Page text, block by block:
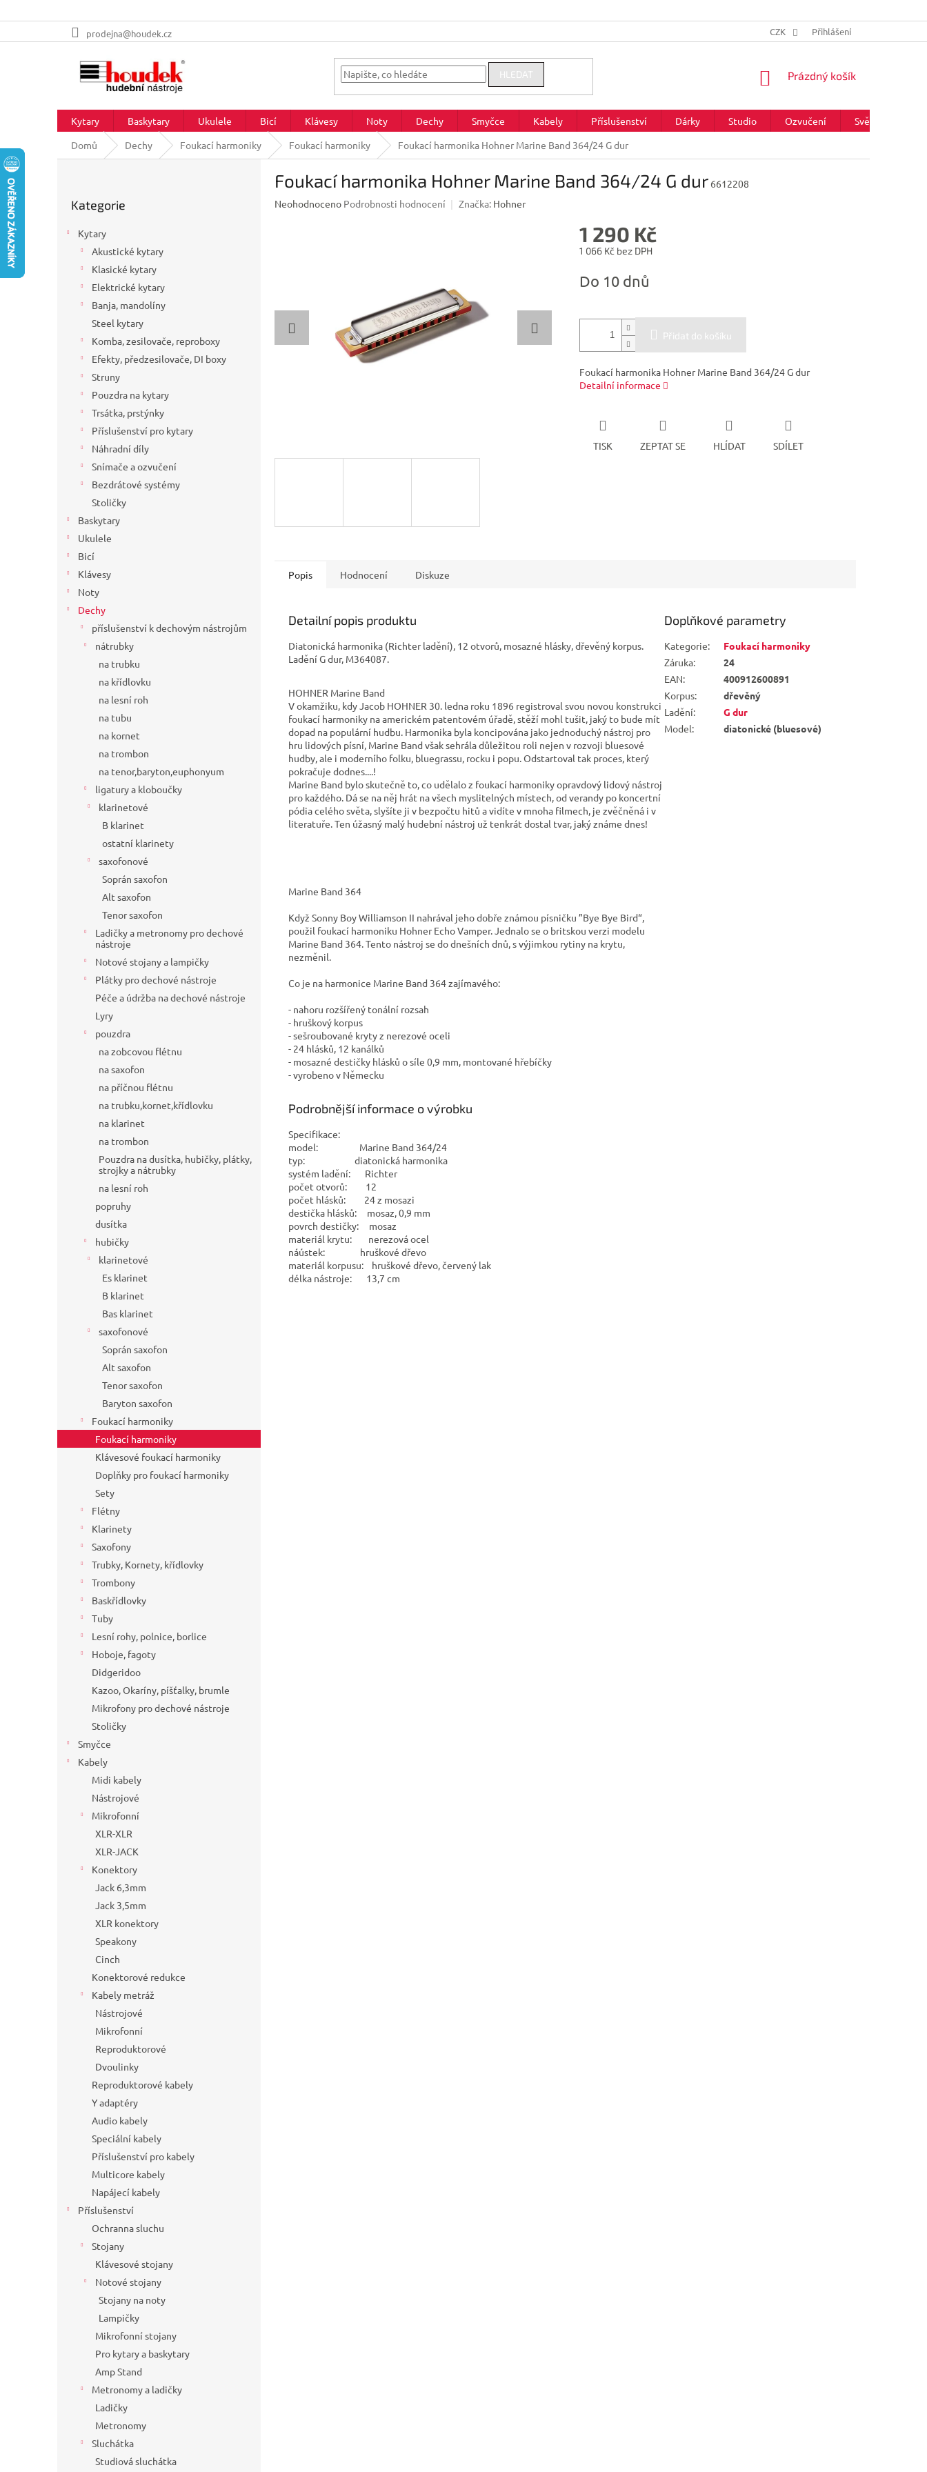
na
prodejna@houdek.cz CZK Přihlášení
HLEDAT
NÁKUPNÍ
Prázdný košík
Kytary Baskytary Ukulele Bicí Klávesy Noty Dechy Smyčce Kabely Příslušenství Dárky Studio Ozvučení Světla
Domů
Dechy Foukací harmoniky Foukací harmoniky Foukací harmonika Hohner Marine Band 364/24 G dur
kategorie
Kategorie
Kytary
Akustické kytary
Klasické kytary
Elektrické kytary
Banja, mandolíny
Steel kytary
Komba, zesilovače, reproboxy
Efekty, předzesilovače, DI boxy
Struny
Pouzdra na kytary
Trsátka, prstýnky
Příslušenství pro kytary
Náhradní díly
Snímače a ozvučení
Bezdrátové systémy
Stoličky
Baskytary
Ukulele
Bicí
Klávesy
Noty
Dechy
příslušenství k dechovým nástrojům
nátrubky
na trubku
na křídlovku
na lesní roh
na tubu
na kornet
na trombon
na tenor,baryton,euphonyum
ligatury a kloboučky
klarinetové
B klarinet
ostatní klarinety
saxofonové
Soprán saxofon
Alt saxofon
Tenor saxofon
Ladičky a metronomy pro dechové
nástroje
Notové stojany a lampičky
Plátky pro dechové nástroje
Péče a údržba na dechové nástroje
Lyry
pouzdra
na zobcovou flétnu
na saxofon
na příčnou flétnu
na trubku,kornet,křídlovku
na klarinet
na trombon
Pouzdra na dusítka, hubičky, plátky,
strojky a nátrubky
na lesní roh
popruhy
dusítka
hubičky
klarinetové
Es klarinet
B klarinet
Bas klarinet
saxofonové
Soprán saxofon
Alt saxofon
Tenor saxofon
Baryton saxofon
Foukací harmoniky
Foukací harmoniky
Klávesové foukací harmoniky
Doplňky pro foukací harmoniky
Sety
Flétny
Klarinety
Saxofony
Trubky, Kornety, křídlovky
Trombony
Baskřídlovky
Tuby
Lesní rohy, polnice, borlice
Hoboje, fagoty
Didgeridoo
Kazoo, Okaríny, píšťalky, brumle
Mikrofony pro dechové nástroje
Stoličky
Smyčce
Kabely
Midi kabely
Nástrojové
Mikrofonní
XLR-XLR
XLR-JACK
Konektory
Jack 6,3mm
Jack 3,5mm
XLR konektory
Speakony
Cinch
Konektorové redukce
Kabely metráž
Nástrojové
Mikrofonní
Reproduktorové
Dvoulinky
Reproduktorové kabely
Y adaptéry
Audio kabely
Speciální kabely
Příslušenství pro kabely
Multicore kabely
Napájecí kabely
Příslušenství
Ochranna sluchu
Stojany
Klávesové stojany
Notové stojany
Stojany na noty
Lampičky
Mikrofonní stojany
Pro kytary a baskytary
Amp Stand
Metronomy a ladičky
Ladičky
Metronomy
Sluchátka
Studiová sluchátka
Foukací harmonika Hohner Marine Band 364/24 G dur 6612208
Průměrné
Neohodnoceno Podrobnosti hodnocení Značka: Hohner
1 290 Kč
1 066 Kč bez DPH
cena:
Do 10 dnů
Přidat do košíku
Foukací harmonika Hohner Marine Band 364/24 G dur
Detailní informace
TISK ZEPTAT SE HLÍDAT SDÍLET
Popis Hodnocení Diskuze
Detailní popis produktu
Diatonická harmonika (Richter ladění), 12 otvorů, mosazné hlásky, dřevěný korpus.
Ladění G dur, M364087.
HOHNER Marine Band
V okamžiku, kdy Jacob HOHNER 30. ledna roku 1896 registroval svou novou konstrukci
foukací harmoniky na americkém patentovém úřadě, stěží mohl tušit, jaký to bude mít
dopad na populární hudbu. Harmonika byla koncipována jako jednoduchý nástroj pro
hru lidových písní, Marine Band však sehrála důležitou roli nejen v rozvoji bluesové
hudby, ale i moderního folku, bluegrassu, rocku i popu. Odstartoval tak proces, který
pokračuje dodnes....!
Marine Band bylo skutečně to, co udělalo z foukací harmoniky opravdový lidový nástroj
pro každého. Dá se na něj hrát na všech myslitelných místech, od verandy po koncertní
pódia celého světa, slyšíte ji v bezpočtu hitů a vidíte v mnoha filmech, je zvěčněná i v
literatuře. Ten úžasný malý hudební nástroj už tenkrát dostal tvar, jaký známe dnes!
Marine Band 364
Když Sonny Boy Williamson II nahrával jeho dobře známou písničku ”Bye Bye Bird“,
použil foukací harmoniku Hohner Echo Vamper. Jednalo se o britskou verzi modelu
Marine Band 364. Tento nástroj se do dnešních dnů, s výjimkou rytiny na krytu,
nezměnil.
Co je na harmonice Marine Band 364 zajímavého:
- nahoru rozšířený tonální rozsah
- hruškový korpus
- sešroubované kryty z nerezové oceli
- 24 hlásků, 12 kanálků
- mosazné destičky hlásků o síle 0,9 mm, montované hřebíčky
- vyrobeno v Německu
Podrobnější informace o výrobku
Specifikace:
model: Marine Band 364/24
typ: diatonická harmonika
systém ladění: Richter
počet otvorů: 12
počet hlásků: 24 z mosazi
destička hlásků: mosaz, 0,9 mm
povrch destičky: mosaz
materiál krytu: nerezová ocel
náústek: hruškové dřevo
materiál korpusu: hruškové dřevo, červený lak
délka nástroje: 13,7 cm
Doplňkové parametry
Kategorie:
Foukací harmoniky
Záruka:
24
EAN:
400912600891
Korpus:
dřevěný
Ladění:
G dur
Model: diatonické (bluesové)